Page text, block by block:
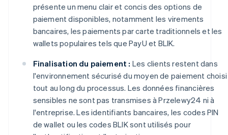
présente un menu clair et concis des options de
paiement disponibles, notamment les virements
bancaires, les paiements par carte traditionnels et les
wallets populaires tels que PayU et BLIK.
Finalisation du paiement : Les clients restent dans
l'environnement sécurisé du moyen de paiement choisi
tout au long du processus. Les données financières
sensibles ne sont pas transmises à Przelewy24 ni à
l'entreprise. Les identifiants bancaires, les codes PIN
de wallet ou les codes BLIK sont utilisés pour